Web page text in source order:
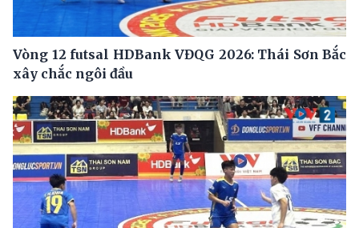
Vòng 12 futsal HDBank VĐQG 2026: Thái Sơn Bắc
xây chắc ngôi đầu